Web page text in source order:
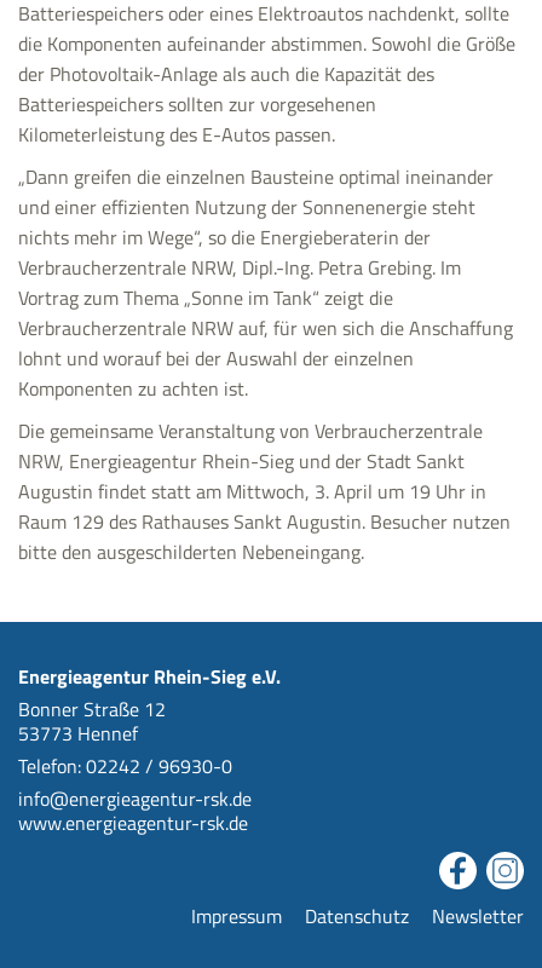
Batteriespeichers oder eines Elektroautos nachdenkt, sollte
die Komponenten aufeinander abstimmen. Sowohl die Größe
der Photovoltaik-Anlage als auch die Kapazität des
Batteriespeichers sollten zur vorgesehenen
Kilometerleistung des E-Autos passen.
„Dann greifen die einzelnen Bausteine optimal ineinander
und einer effizienten Nutzung der Sonnenenergie steht
nichts mehr im Wege“, so die Energieberaterin der
Verbraucherzentrale NRW, Dipl.-Ing. Petra Grebing. Im
Vortrag zum Thema „Sonne im Tank“ zeigt die
Verbraucherzentrale NRW auf, für wen sich die Anschaffung
lohnt und worauf bei der Auswahl der einzelnen
Komponenten zu achten ist.
Die gemeinsame Veranstaltung von Verbraucherzentrale
NRW, Energieagentur Rhein-Sieg und der Stadt Sankt
Augustin findet statt am Mittwoch, 3. April um 19 Uhr in
Raum 129 des Rathauses Sankt Augustin. Besucher nutzen
bitte den ausgeschilderten Nebeneingang.
Energieagentur Rhein-Sieg e.V.
Bonner Straße 12
53773 Hennef
Telefon: 02242 / 96930-0
info@energieagentur-rsk.de
www.energieagentur-rsk.de
Impressum Datenschutz Newsletter